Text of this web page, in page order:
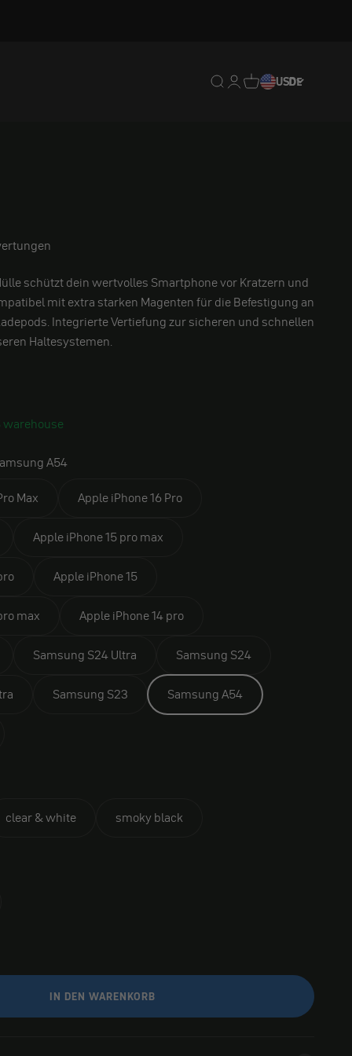
Translation missing:
Translation missing:
Translation
USDDE
schützt dein wertvolles Smartphone vor Kratzern und
mit extra starken Magenten für die Befestigung an
Integrierte Vertiefung zur sicheren und schnellen
Haltesystemen.
warehouse
A54
Max Apple iPhone 16 Pro
Apple iPhone 15 pro max
Apple iPhone 15
max Apple iPhone 14 pro
Samsung S24 Ultra Samsung S24
Samsung S23 Samsung A54
clear & white smoky black
IN DEN WARENKORB